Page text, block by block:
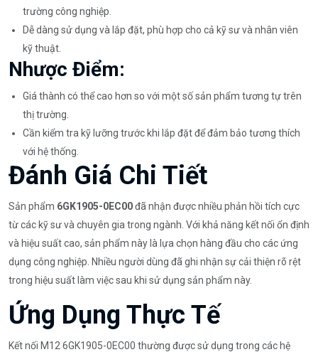
trường công nghiệp.
Dễ dàng sử dụng và lắp đặt, phù hợp cho cả kỹ sư và nhân viên
kỹ thuật.
Nhược Điểm:
Giá thành có thể cao hơn so với một số sản phẩm tương tự trên
thị trường.
Cần kiểm tra kỹ lưỡng trước khi lắp đặt để đảm bảo tương thích
với hệ thống.
Đánh Giá Chi Tiết
Sản phẩm 6GK1905-0EC00đã nhận được nhiều phản hồi tích cực
từ các kỹ sư và chuyên gia trong ngành. Với khả năng kết nối ổn định
và hiệu suất cao, sản phẩm này là lựa chọn hàng đầu cho các ứng
dụng công nghiệp. Nhiều người dùng đã ghi nhận sự cải thiện rõ rệt
trong hiệu suất làm việc sau khi sử dụng sản phẩm này.
Ứng Dụng Thực Tế
Kết nối M12 6GK1905-0EC00 thường được sử dụng trong các hệ